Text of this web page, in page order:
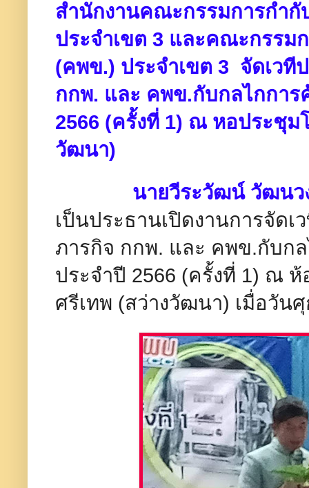
สำนักงานคณะกรรมการกำกั
ประจำเขต 3 และคณะกรรม
(คพข.)​ ประจำเขต 3 จัดเว
กกพ. และ คพข.กับกลไกการ
2566 (ครั้งที่ 1) ณ หอประชุม
วัฒนา)
นายวีระวัฒน์ วัฒนว
เป็นประธานเปิดงานการจัด
ภารกิจ กกพ. และ คพข.กับก
ประจำปี 2566 (ครั้งที่ 1) ณ
ศรีเทพ (สว่างวัฒนา)​ เมื่อวัน